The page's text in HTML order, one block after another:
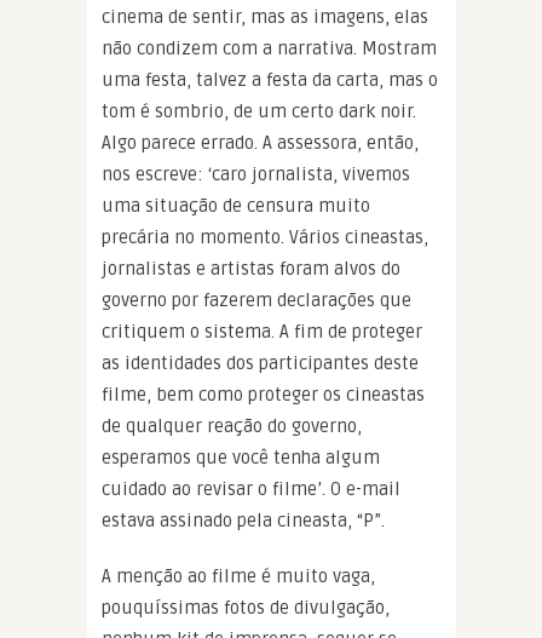
cinema de sentir, mas as imagens, elas
não condizem com a narrativa. Mostram
uma festa, talvez a festa da carta, mas o
tom é sombrio, de um certo dark noir.
Algo parece errado. A assessora, então,
nos escreve: ‘caro jornalista, vivemos
uma situação de censura muito
precária no momento. Vários cineastas,
jornalistas e artistas foram alvos do
governo por fazerem declarações que
critiquem o sistema. A fim de proteger
as identidades dos participantes deste
filme, bem como proteger os cineastas
de qualquer reação do governo,
esperamos que você tenha algum
cuidado ao revisar o filme’. O e-mail
estava assinado pela cineasta, “P”.
A menção ao filme é muito vaga,
pouquíssimas fotos de divulgação,